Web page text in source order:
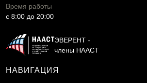
Время работы
c 8:00 до 20:00
ЭВЕРЕНТ -
члены НААСТ
НАВИГАЦИЯ